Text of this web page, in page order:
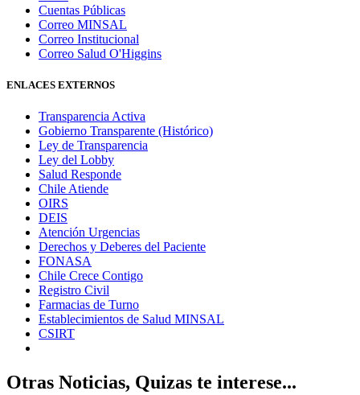
Cuentas Públicas
Correo MINSAL
Correo Institucional
Correo Salud O'Higgins
ENLACES EXTERNOS
Transparencia Activa
Gobierno Transparente (Histórico)
Ley de Transparencia
Ley del Lobby
Salud Responde
Chile Atiende
OIRS
DEIS
Atención Urgencias
Derechos y Deberes del Paciente
FONASA
Chile Crece Contigo
Registro Civil
Farmacias de Turno
Establecimientos de Salud MINSAL
CSIRT
Otras Noticias, Quizas te interese...